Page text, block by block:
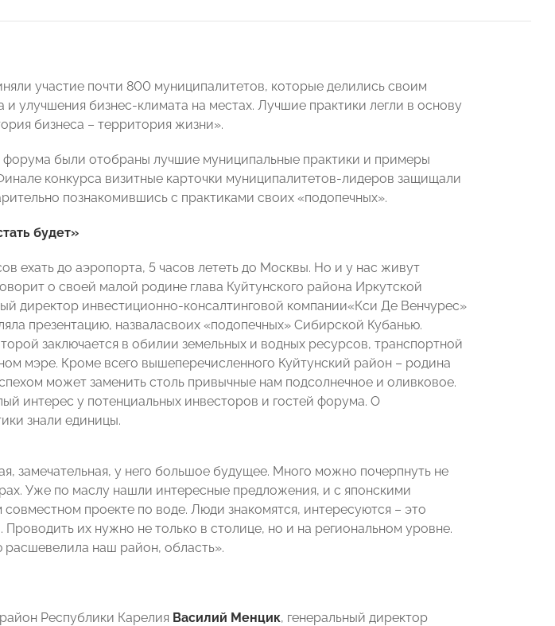
участие почти 800 муниципалитетов, которые делились своим
улучшения бизнес-климата на местах. Лучшие практики легли в основу
бизнеса – территория жизни».
форума были отобраны лучшие муниципальные практики и примеры
конкурса визитные карточки муниципалитетов-лидеров защищали
познакомившись с практиками своих «подопечных».
будет»
ехать до аэропорта, 5 часов лететь до Москвы. Но и у нас живут
о своей малой родине глава Куйтунского района Иркутской
директор инвестиционно-консалтинговой компании«Кси Де Венчурес»
презентацию, назваласвоих «подопечных» Сибирской Кубанью.
заключается в обилии земельных и водных ресурсов, транспортной
мэре. Кроме всего вышеперечисленного Куйтунский район – родина
может заменить столь привычные нам подсолнечное и оливковое.
интерес у потенциальных инвесторов и гостей форума. О
знали единицы.
замечательная, у него большое будущее. Много можно почерпнуть не
Уже по маслу нашли интересные предложения, и с японскими
проекте по воде. Люди знакомятся, интересуются – это
Проводить их нужно не только в столице, но и на региональном уровне.
наш район, область».
Республики Карелия Василий Менцик, генеральный директор